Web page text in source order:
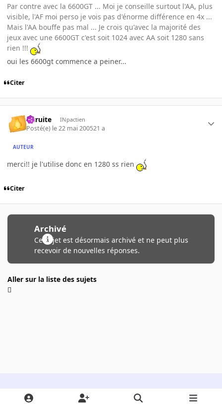
Par contre avec la 6600GT ... Moi je conseille surtout l'AA, plus
visible, l'AF moi perso je vois pas d'énorme différence en 4x ...
Mais l'AA bouffe pas mal ... Je crois qu'avec la majorité des
jeux avec une 6600GT c'est soit 1024 avec AA soit 1280 sans
rien !!!
oui les 6600gt commence a peiner...
Citer
latruite INpactien
Posté(e) le 22 mai 200521 a
AUTEUR
merci!! je l'utilise donc en 1280 ss rien
Citer
Archivé
Ce sujet est désormais archivé et ne peut plus
recevoir de nouvelles réponses.
Aller sur la liste des sujets
Light ModeDark ModeSystem Preference